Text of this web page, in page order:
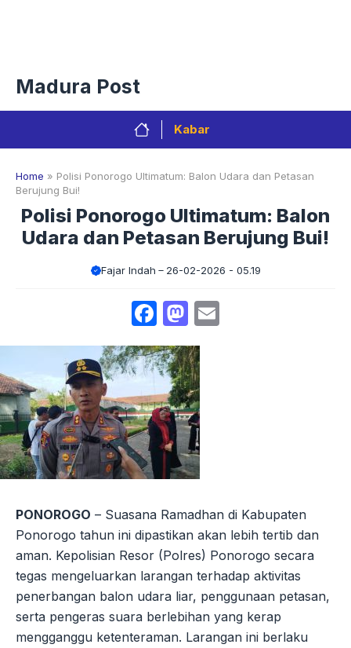
Madura Post
Kabar
Home » Polisi Ponorogo Ultimatum: Balon Udara dan Petasan
Berujung Bui!
Polisi Ponorogo Ultimatum: Balon
Udara dan Petasan Berujung Bui!
Fajar Indah 26-02-2026 - 05.19
Facebook
Mastodon
PONOROGO – Suasana Ramadhan di Kabupaten
Ponorogo tahun ini dipastikan akan lebih tertib dan
aman. Kepolisian Resor (Polres) Ponorogo secara
tegas mengeluarkan larangan terhadap aktivitas
penerbangan balon udara liar, penggunaan petasan,
serta pengeras suara berlebihan yang kerap
mengganggu ketenteraman. Larangan ini berlaku